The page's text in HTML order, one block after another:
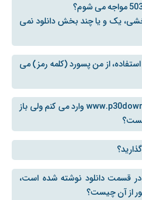
یک و یا چند بخش دانلود نمی
استفاده، از من پسورد (کلمه رمز) می
پسورد را عبارت www.p30download.com وارد می کنم ولی باز
در قسمت دانلود نوشته شده است،
از آن چیست؟